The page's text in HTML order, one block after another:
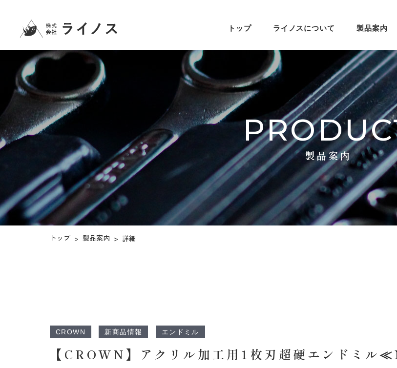
トップ ライノスについて 製品案内
製品案内
トップ > 製品案内 > 詳細
CROWN 新商品情報 エンドミル
【CROWN】アクリル加工用1枚刃超硬エンドミ